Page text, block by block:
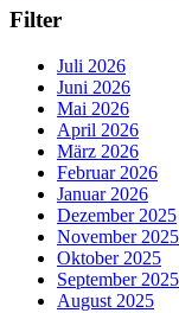
Filter
Juli 2026
Juni 2026
Mai 2026
April 2026
März 2026
Februar 2026
Januar 2026
Dezember 2025
November 2025
Oktober 2025
September 2025
August 2025